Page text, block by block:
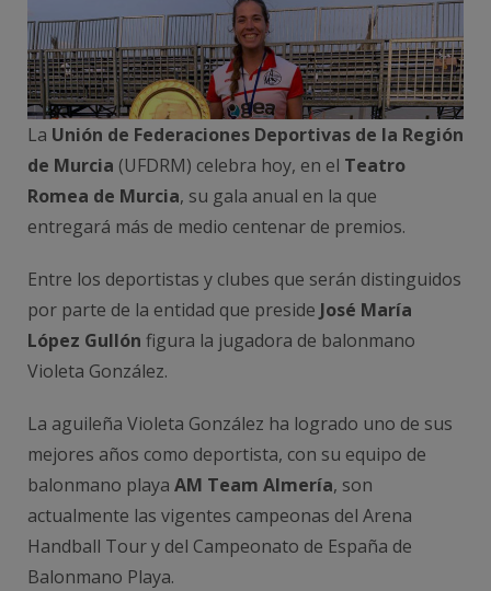
La Unión de Federaciones Deportivas de la Región
de Murcia (UFDRM) celebra hoy, en el Teatro
Romea de Murcia, su gala anual en la que
entregará más de medio centenar de premios.
Entre los deportistas y clubes que serán distinguidos
por parte de la entidad que preside José María
López Gullón figura la jugadora de balonmano
Violeta González.
La aguileña Violeta González ha logrado uno de sus
mejores años como deportista, con su equipo de
balonmano playa AM Team Almería, son
actualmente las vigentes campeonas del Arena
Handball Tour y del Campeonato de España de
Balonmano Playa.